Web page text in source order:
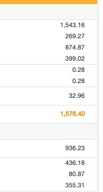
1,543.16
269.27
874.87
399.02
0.28
0.28
32.96
1,576.40
936.23
436.18
80.87
355.31